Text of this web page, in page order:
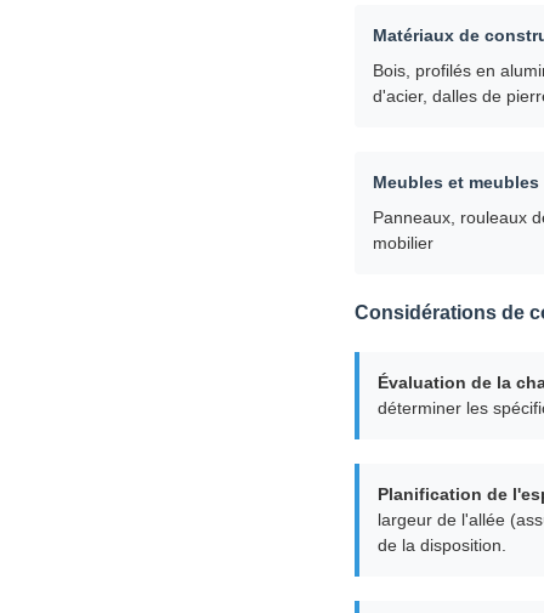
Matériaux de
Bois, profilés en
d'acier, dalles de
Meubles et
Panneaux, rouleaux
mobilier
Considérations de
Évaluation de la
déterminer les
Planification de
largeur de l'allée
de la disposition.